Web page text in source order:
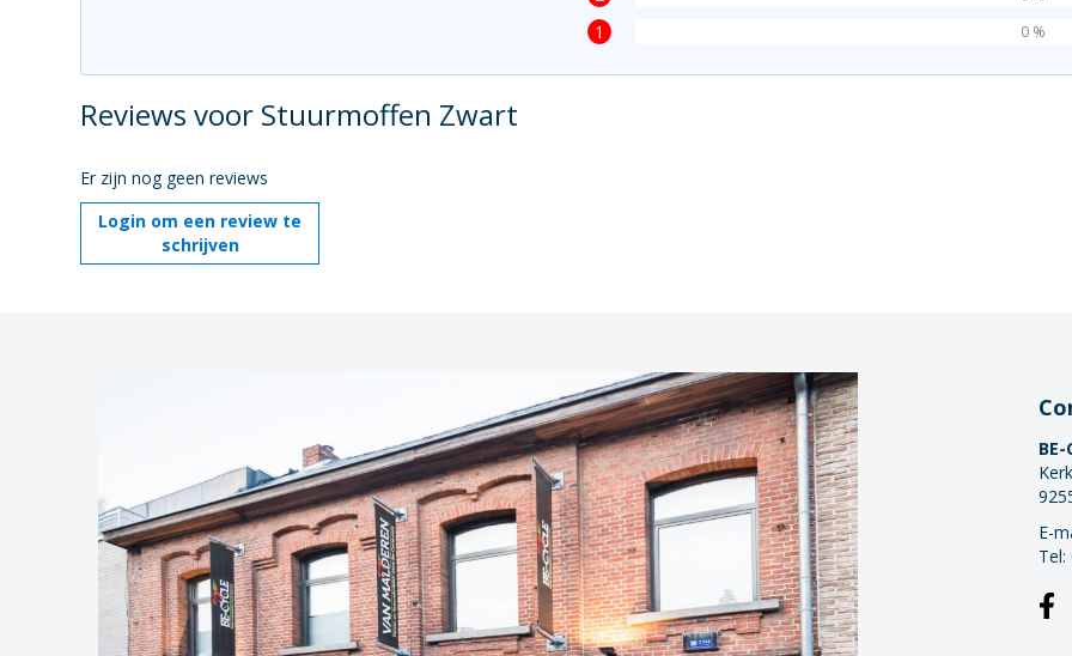
1 0 %
Reviews voor Stuurmoffen Zwart
Er zijn nog geen reviews
Login om een review te
schrijven
E-
Tel: